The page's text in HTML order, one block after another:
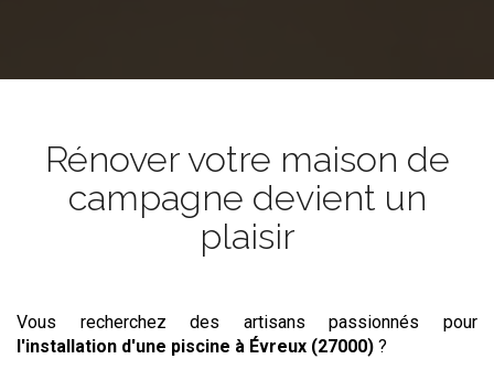
Rénover votre maison de
campagne devient un
plaisir
Vous recherchez des artisans passionnés pour
l'installation d'une piscine à Évreux (27000) ?